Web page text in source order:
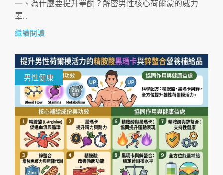
一、為什麼要提升睪酮？解密男性核心荷爾蒙的威力
睪...
繼續閱讀
男性健康